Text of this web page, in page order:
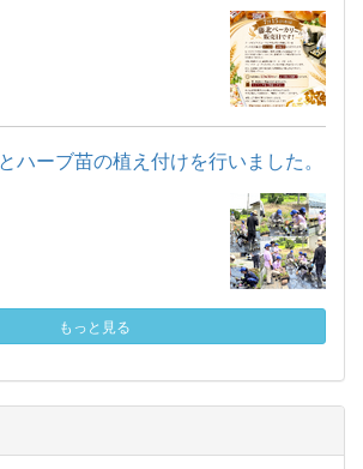
ハーブ苗の植え付けを行いました。
もっと見る